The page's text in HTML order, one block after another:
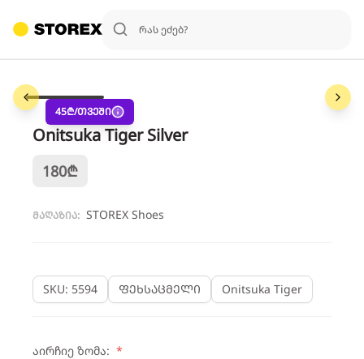
45₾/თვეში
Onitsuka Tiger Silver
180₾
მაღაზია: STOREX Shoes
SKU: 5594 ფეხსაცმელი Onitsuka Tiger
აირჩიე ზომა: *